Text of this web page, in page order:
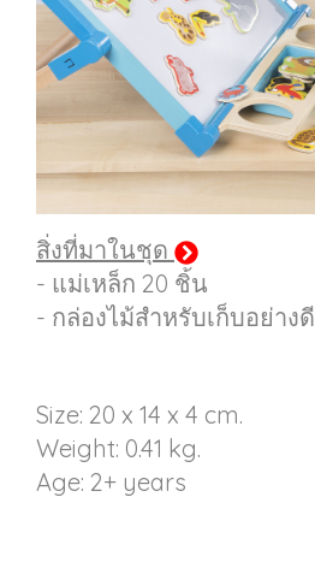
สิ่งที่มาในชุด
- แม่เหล็ก 20 ชิ้น
- กล่องไม้สำหรับเก็บอย่างดี
Size: 20 x 14 x 4 cm.
Weight: 0.41 kg.
Age: 2+ years